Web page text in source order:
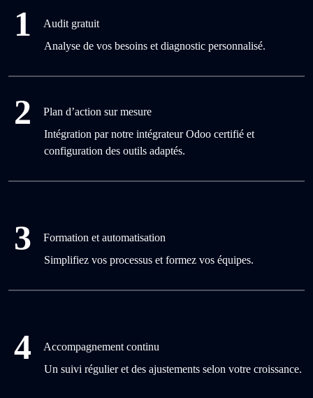
1
Audit gratuit
Analyse de vos besoins et diagnostic personnalisé.
2
Plan d’action sur mesure
Intégration par notre intégrateur Odoo certifié et
configuration des outils adaptés.
3
Formation et automatisation
Simplifiez vos processus et formez vos équipes.
4
Accompagnement continu
Un suivi régulier et des ajustements selon votre croissance.